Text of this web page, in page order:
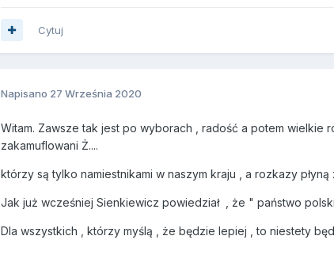
Cytuj
Napisano 27 Września 2020
Witam. Zawsze tak jest po wyborach , radość a potem
zakamuflowani Ż....
którzy są tylko namiestnikami w naszym kraju , a rozkazy płyną
Jak już wcześniej Sienkiewicz powiedział , że " państwo
Dla wszystkich , którzy myślą , że będzie lepiej , to niestety